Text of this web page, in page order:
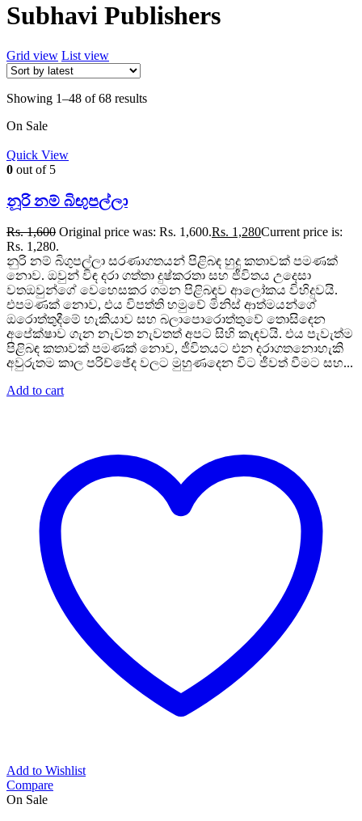
Subhavi Publishers
Grid view List view
Showing 1–48 of 68 results
On Sale
Quick View
0 out of 5
නූරි නම් බිඟුපල්ලා
Rs.1,600 Original price was: Rs. 1,600.Rs. 1,280Current price is:
Rs. 1,280.
නුරි නම් බිගුපල්ලා සරණාගතයන් පිළිබඳ හුදු කතාවක් පමණක්
නොව. ඔවුන් විඳ දරා ගත්තා දුෂ්කරතා සහ ජීවිතය උදෙසා
වතඔවුන්ගේ වෙහෙසකර ගමන පිළිබඳව ආලෝකය විහිදුවයි.
එපමණක් නොව, එය විපත්ති හමුවේ මිනිස් ආත්මයන්ගේ
ඔරොත්තුදීමේ හැකියාව සහ බලාපොරොත්තුවේ තොසිඳෙන
අපේක්ෂාව ගැන නැවත නැවතත් අපට සිහි කැඳවයි. එය පැවැත්ම
පිළිබඳ කතාවක් පමණක් නොව, ජීවිතයට එන දරාගතනොහැකි
අවුරුතම කාල පරිච්ඡේද වලට මුහුණදෙන විට ජීවත් වීමට සහ...
Add to cart
Add to Wishlist
Compare
On Sale